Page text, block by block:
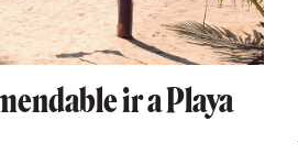
ir a Playa